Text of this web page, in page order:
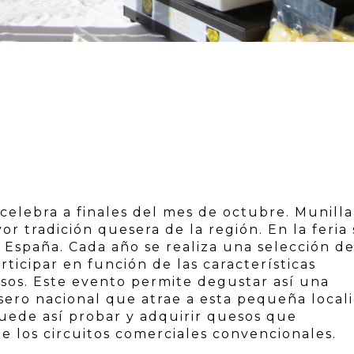
a finales del mes de octubre. Munilla
tradición quesera de la región. En la feria
Cada año se realiza una selección
en función de las características
Este evento permite degustar así una
nacional que atrae a esta pequeña
así probar y adquirir quesos que
los circuitos comerciales convencionales.